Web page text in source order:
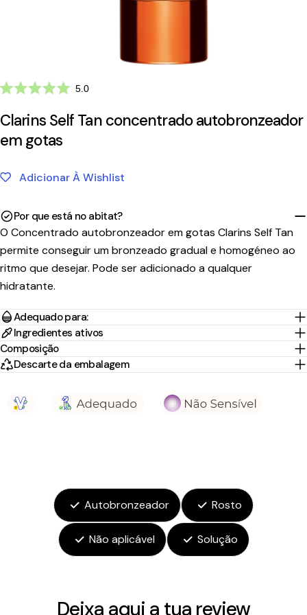
5.0
de
5
estrelas
5.0Clique
ir
Clarins Self Tan concentrado autobronzeador
em gotas
Adicionar À Wishlist
Por que está no abitat?
O Concentrado autobronzeador em gotas Clarins Self Tan
permite conseguir um bronzeado gradual e homogéneo ao
ritmo que desejar. Pode ser adicionado a qualquer
hidratante.
Adequado para:
Ingredientes ativos
Composição
Descarte da embalagem
Autobronzeador Rosto
Não aplicável Solução
Deixa aqui a tua review